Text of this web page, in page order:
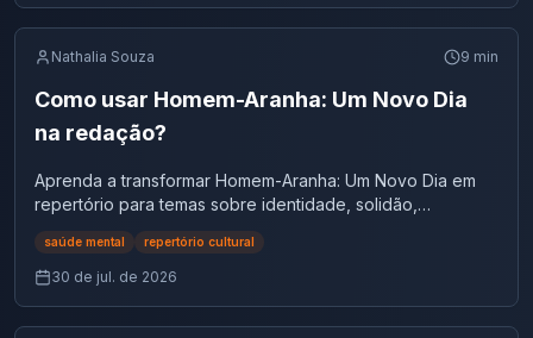
Nathalia Souza 9 min
Como usar Homem-Aranha: Um Novo Dia
na redação?
Aprenda a transformar Homem-Aranha: Um Novo Dia em
repertório para temas sobre identidade, solidão,
juventude e responsabilidade.
saúde mental repertório cultural
30 de jul. de 2026